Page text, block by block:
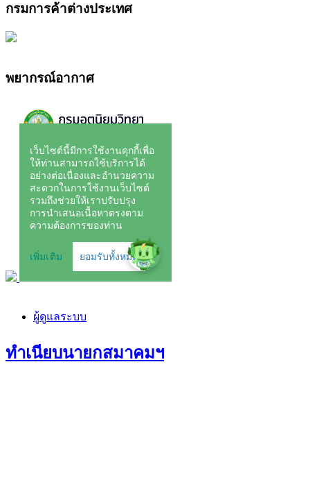
กรมการค้าต่างประเทศ
พยากรณ์อากาศ
ผู้ดูแลระบบ
ทำเนียบนายกสมาคมฯ